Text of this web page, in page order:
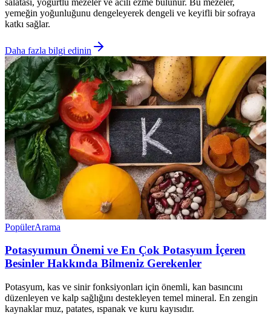
yemeğin yoğunluğunu dengeleyerek dengeli ve keyifli bir sofraya
katkı sağlar.
Daha fazla bilgi edinin
PopülerArama
Potasyumun Önemi ve En Çok Potasyum İçeren
Besinler Hakkında Bilmeniz Gerekenler
Potasyum, kas ve sinir fonksiyonları için önemli, kan basıncını
düzenleyen ve kalp sağlığını destekleyen temel mineral. En zengin
kaynaklar muz, patates, ıspanak ve kuru kayısıdır.